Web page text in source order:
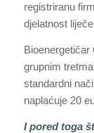
registriranu
djelatnost
grupnim
standardni
naplaćuje 20
I pored toga